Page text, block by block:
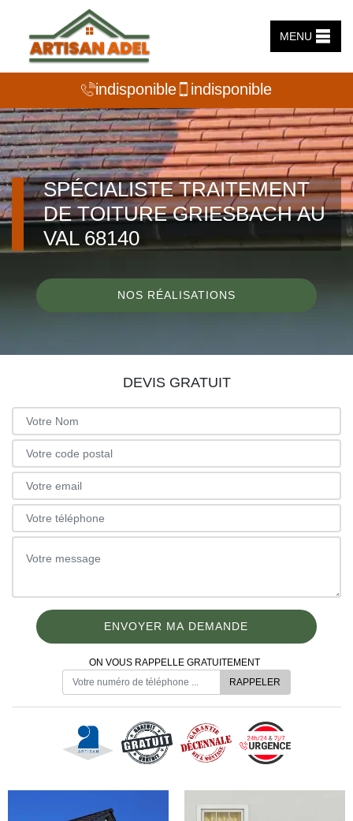
MENU
indisponible indisponible
SPÉCIALISTE TRAITEMENT
DE TOITURE GRIESBACH AU
VAL 68140
NOS RÉALISATIONS
DEVIS GRATUIT
ON VOUS RAPPELLE GRATUITEMENT